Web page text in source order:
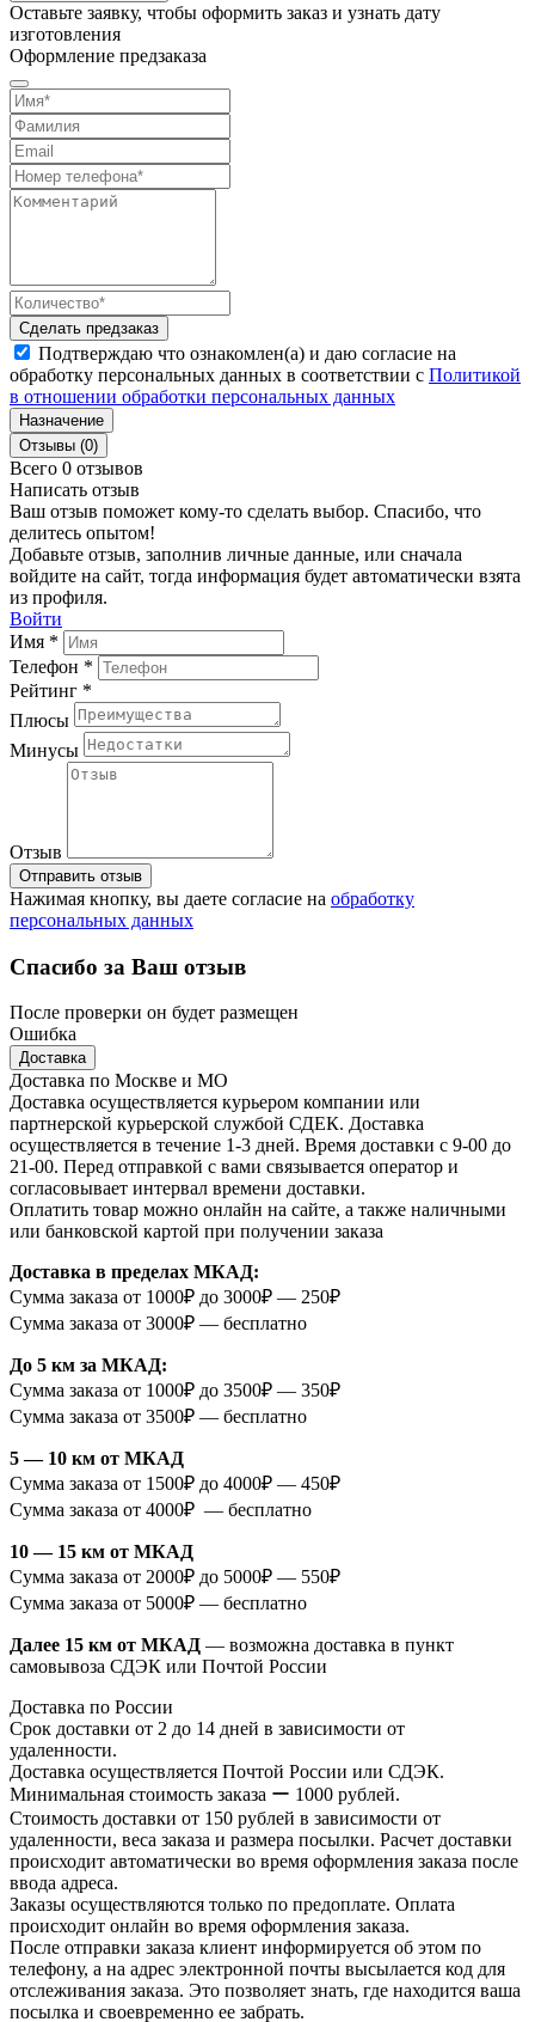
Оставьте заявку, чтобы оформить заказ и узнать дату
изготовления
Оформление предзаказа
Сделать предзаказ
Подтверждаю что ознакомлен(а) и даю согласие на
обработку персональных данных в соответствии с Политикой
в отношении обработки персональных данных
Назначение
Отзывы (0)
Всего 0 отзывов
Написать отзыв
Ваш отзыв поможет кому-то сделать выбор. Спасибо, что
делитесь опытом!
Добавьте отзыв, заполнив личные данные, или сначала
войдите на сайт, тогда информация будет автоматически взята
из профиля.
Войти
Имя *
Телефон *
Рейтинг *
Плюсы
Минусы
Отзыв
Отправить отзыв
Нажимая кнопку, вы даете согласие на обработку
персональных данных
Спасибо за Ваш отзыв
После проверки он будет размещен
Ошибка
Доставка
Доставка по Москве и МО
Доставка осуществляется курьером компании или
партнерской курьерской службой СДЕК. Доставка
осуществляется в течение 1-3 дней. Время доставки с 9-00 до
21-00. Перед отправкой с вами связывается оператор и
согласовывает интервал времени доставки.
Оплатить товар можно онлайн на сайте, а также наличными
или банковской картой при получении заказа
Доставка в пределах МКАД:
Сумма заказа от 1000₽ до 3000₽ — 250₽
Сумма заказа от 3000₽ — бесплатно
До 5 км за МКАД:
Сумма заказа от 1000₽ до 3500₽ — 350₽
Сумма заказа от 3500₽ — бесплатно
5 — 10 км от МКАД
Сумма заказа от 1500₽ до 4000₽ — 450₽
Сумма заказа от 4000₽ — бесплатно
10 — 15 км от МКАД
Сумма заказа от 2000₽ до 5000₽ — 550₽
Сумма заказа от 5000₽ — бесплатно
Далее 15 км от МКАД — возможна доставка в пункт
самовывоза СДЭК или Почтой России
Доставка по России
Срок доставки от 2 до 14 дней в зависимости от
удаленности.
Доставка осуществляется Почтой России или СДЭК.
Минимальная стоимость заказа ー 1000 рублей.
Стоимость доставки от 150 рублей в зависимости от
удаленности, веса заказа и размера посылки. Расчет доставки
происходит автоматически во время оформления заказа после
ввода адреса.
Заказы осуществляются только по предоплате. Оплата
происходит онлайн во время оформления заказа.
После отправки заказа клиент информируется об этом по
телефону, а на адрес электронной почты высылается код для
отслеживания заказа. Это позволяет знать, где находится ваша
посылка и своевременно ее забрать.